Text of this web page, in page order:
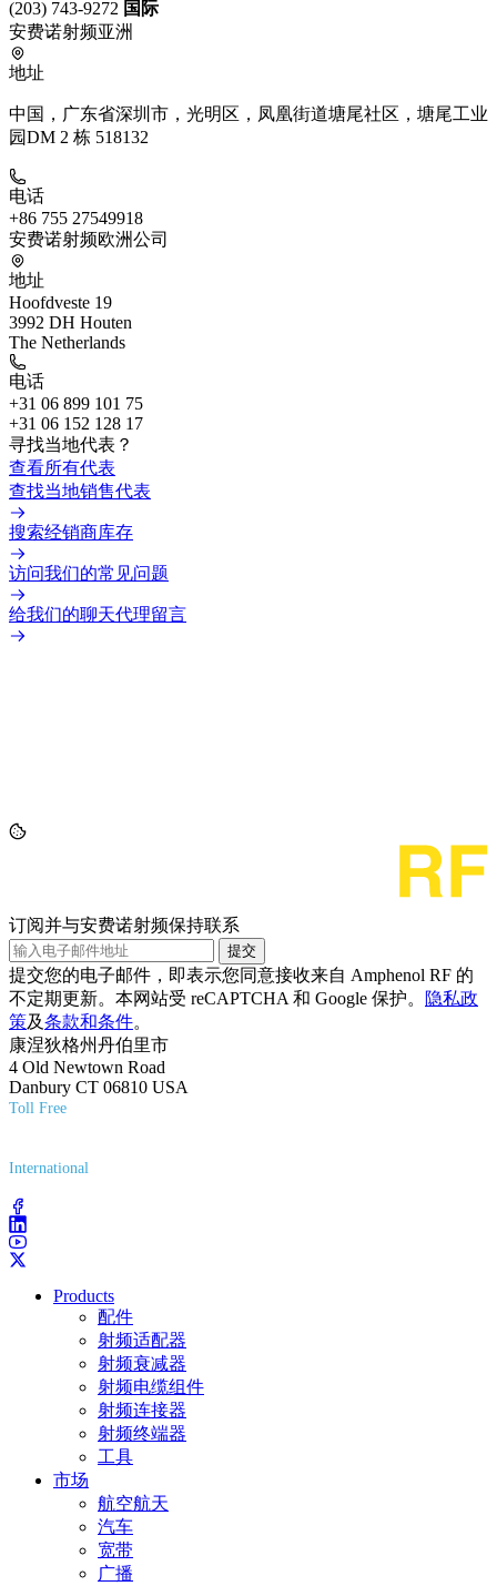
(203) 743-9272 国际
安费诺射频亚洲
地址
中国，广东省深圳市，光明区，凤凰街道塘尾社区，塘尾工业
园DM 2 栋 518132
电话
+86 755 27549918
安费诺射频欧洲公司
地址
Hoofdveste 19
3992 DH Houten
The Netherlands
电话
+31 06 899 101 75
+31 06 152 128 17
寻找当地代表？
查看所有代表
查找当地销售代表
搜索经销商库存
访问我们的常见问题
给我们的聊天代理留言
订阅并与安费诺射频保持联系
提交
提交您的电子邮件，即表示您同意接收来自 Amphenol RF 的
不定期更新。本网站受 reCAPTCHA 和 Google 保护。
隐私政
策及条款和条件。
康涅狄格州丹伯里市
4 Old Newtown Road
Danbury CT 06810 USA
Toll Free
International
Products
配件
射频适配器
射频衰减器
射频电缆组件
射频连接器
射频终端器
工具
市场
航空航天
汽车
宽带
广播